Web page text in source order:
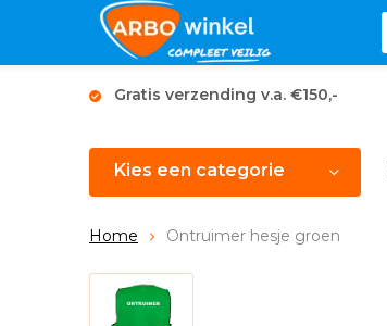
Gratis verzending v.a. €150,-
Kies een categorie
Home Ontruimer hesje groen